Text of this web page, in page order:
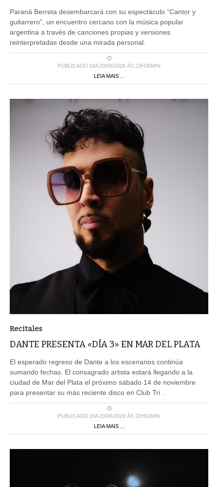
Paraná Berreta desembarcará con su espectáculo “Cantor y
guitarrero”, un encuentro cercano con la música popular
argentina a través de canciones propias y versiones
reinterpretadas desde una mirada personal.
PUBLICADO DIA 29/06/2026 ÀS 23H36MIN
LEIA MAIS ...
Recitales
DANTE PRESENTA «DÍA 3» EN MAR DEL PLATA
El esperado regreso de Dante a los escenarios continúa
sumando fechas. El consagrado artista estará llegando a la
ciudad de Mar del Plata el próximo sábado 14 de noviembre
para presentar su más reciente disco en Club Tri .
PUBLICADO DIA 29/06/2026 ÀS 22H52MIN
LEIA MAIS ...